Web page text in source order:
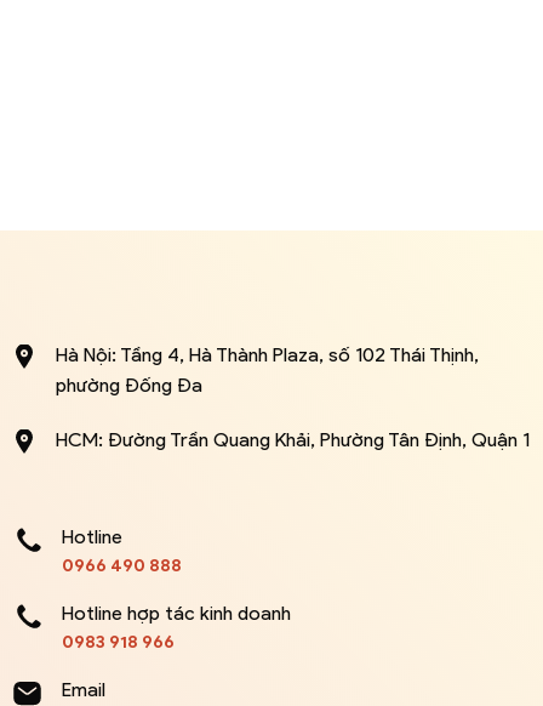
Hà Nội: Tầng 4, Hà Thành Plaza, số 102 Thái Thịnh,
phường Đống Đa
HCM: Đường Trần Quang Khải, Phường Tân Định, Quận 1
Hotline
0966 490 888
Hotline hợp tác kinh doanh
0983 918 966
Email